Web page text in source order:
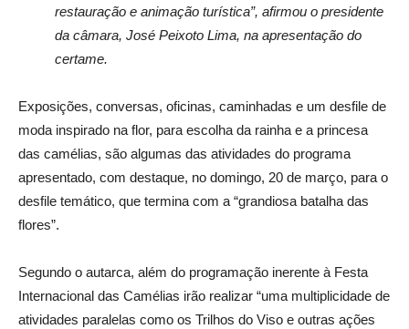
restauração e animação turística”, afirmou o presidente
da câmara, José Peixoto Lima, na apresentação do
certame.
Exposições, conversas, oficinas, caminhadas e um desfile de
moda inspirado na flor, para escolha da rainha e a princesa
das camélias, são algumas das atividades do programa
apresentado, com destaque, no domingo, 20 de março, para o
desfile temático, que termina com a “grandiosa batalha das
flores”.
Segundo o autarca, além do programação inerente à Festa
Internacional das Camélias irão realizar “uma multiplicidade de
atividades paralelas como os Trilhos do Viso e outras ações